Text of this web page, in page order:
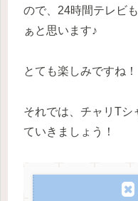
ので、24時間テレビ
ぁと思います♪
とても楽しみですね！
それでは、チャリTシ
ていきましょう！